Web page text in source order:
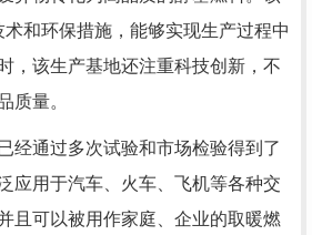
和环保措施，能够实现生产过程中
，该生产基地还注重科技创新，不
质量。
经通过多次试验和市场检验得到了
应用于汽车、火车、飞机等各种交
且可以被用作家庭、企业的取暖燃